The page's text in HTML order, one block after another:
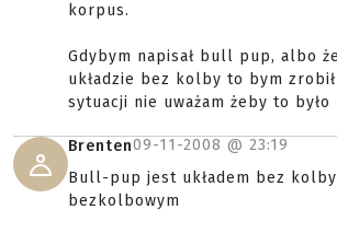
korpus.
Gdybym napisał bull pup, albo
układzie bez kolby to bym
sytuacji nie uważam żeby to było
Brenten09-11-2008 @ 23:19
Bull-pup jest układem bez kolby
bezkolbowym